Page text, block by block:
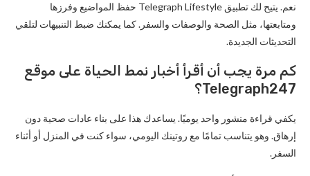
نعم. يتيح لك تطبيق Telegraph Lifestyle حفظ المواضيع وفرزها
ومتابعتها، مثل الصحة والوصفات والسفر. كما يمكنك ضبط التنبيهات لتلقي
التحديثات الجديدة.
كم مرة يجب أن أقرأ أخبار نمط الحياة على موقع
Telegraph247؟
يكفي قراءة منشور واحد يوميًا. يساعدك هذا على بناء عادات صحية دون
إرهاق. وهو يتناسب تمامًا مع روتينك اليومي، سواء كنت في المنزل أو أثناء
السفر.